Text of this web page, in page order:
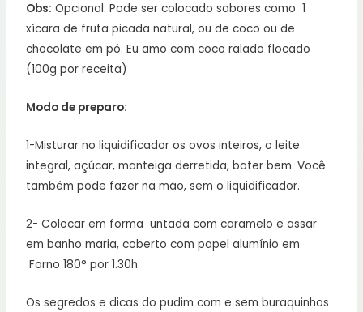
Obs: Opcional: Pode ser colocado sabores como 1
xícara de fruta picada natural, ou de coco ou de
chocolate em pó. Eu amo com coco ralado flocado
(100g por receita)
Modo de preparo:
1-Misturar no liquidificador os ovos inteiros, o leite
integral, açúcar, manteiga derretida, bater bem. Você
também pode fazer na mão, sem o liquidificador.
2- Colocar em forma untada com caramelo e assar
em banho maria, coberto com papel alumínio em
Forno 180° por 1.30h.
Os segredos e dicas do pudim com e sem buraquinhos